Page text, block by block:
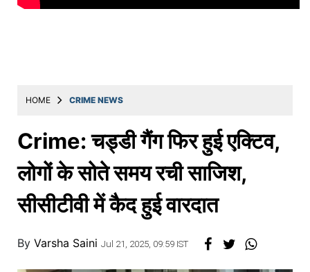
&
मराठी
मनोरंजन
स्पोर्ट्स
बिझनेस
HOME CRIME NEWS
Crime: चड्डी गैंग फिर हुई एक्टिव,
लोगों के सोते समय रची साजिश,
सीसीटीवी में कैद हुई वारदात
By Varsha Saini Jul 21, 2025, 09:59 IST